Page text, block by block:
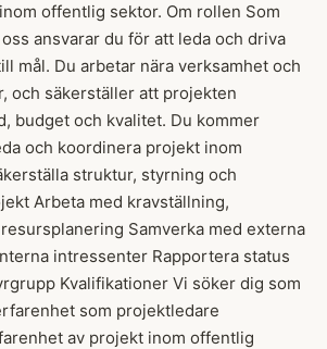
offentlig sektor. Om rollen Som
ansvarar du för att leda och driva
mål. Du arbetar nära verksamhet och
och säkerställer att projekten
budget och kvalitet. Du kommer
och koordinera projekt inom
struktur, styrning och
Arbeta med kravställning,
Samverka med externa
intressenter Rapportera status
Kvalifikationer Vi söker dig som
som projektledare
av projekt inom offentlig